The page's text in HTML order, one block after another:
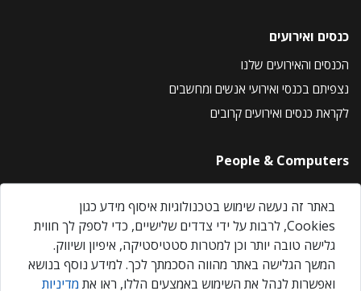
כנסים ואירועים
הכנסים והאירועים שלנו
נצפיתם בכנסי ואירועי אנשים ומחשבים
לקראת כנסים ואירועים קרובים
People & Computers
About Us
Privacy Policy
Contact Us
Our Events
באתר זה נעשה שימוש בטכנולוגיות איסוף מידע כגון
Cookies, לרבות על ידי צדדים שלישיים, כדי לספק לך חווית
גלישה טובה יותר וכן למטרות סטטיסטיקה, איפיון ושיווק.
המשך הגלישה באתר מהווה הסכמתך לכך. למידע נוסף בנושא
ואפשרות לנהל את השימוש באמצעים הללו, ראו את מדיניות